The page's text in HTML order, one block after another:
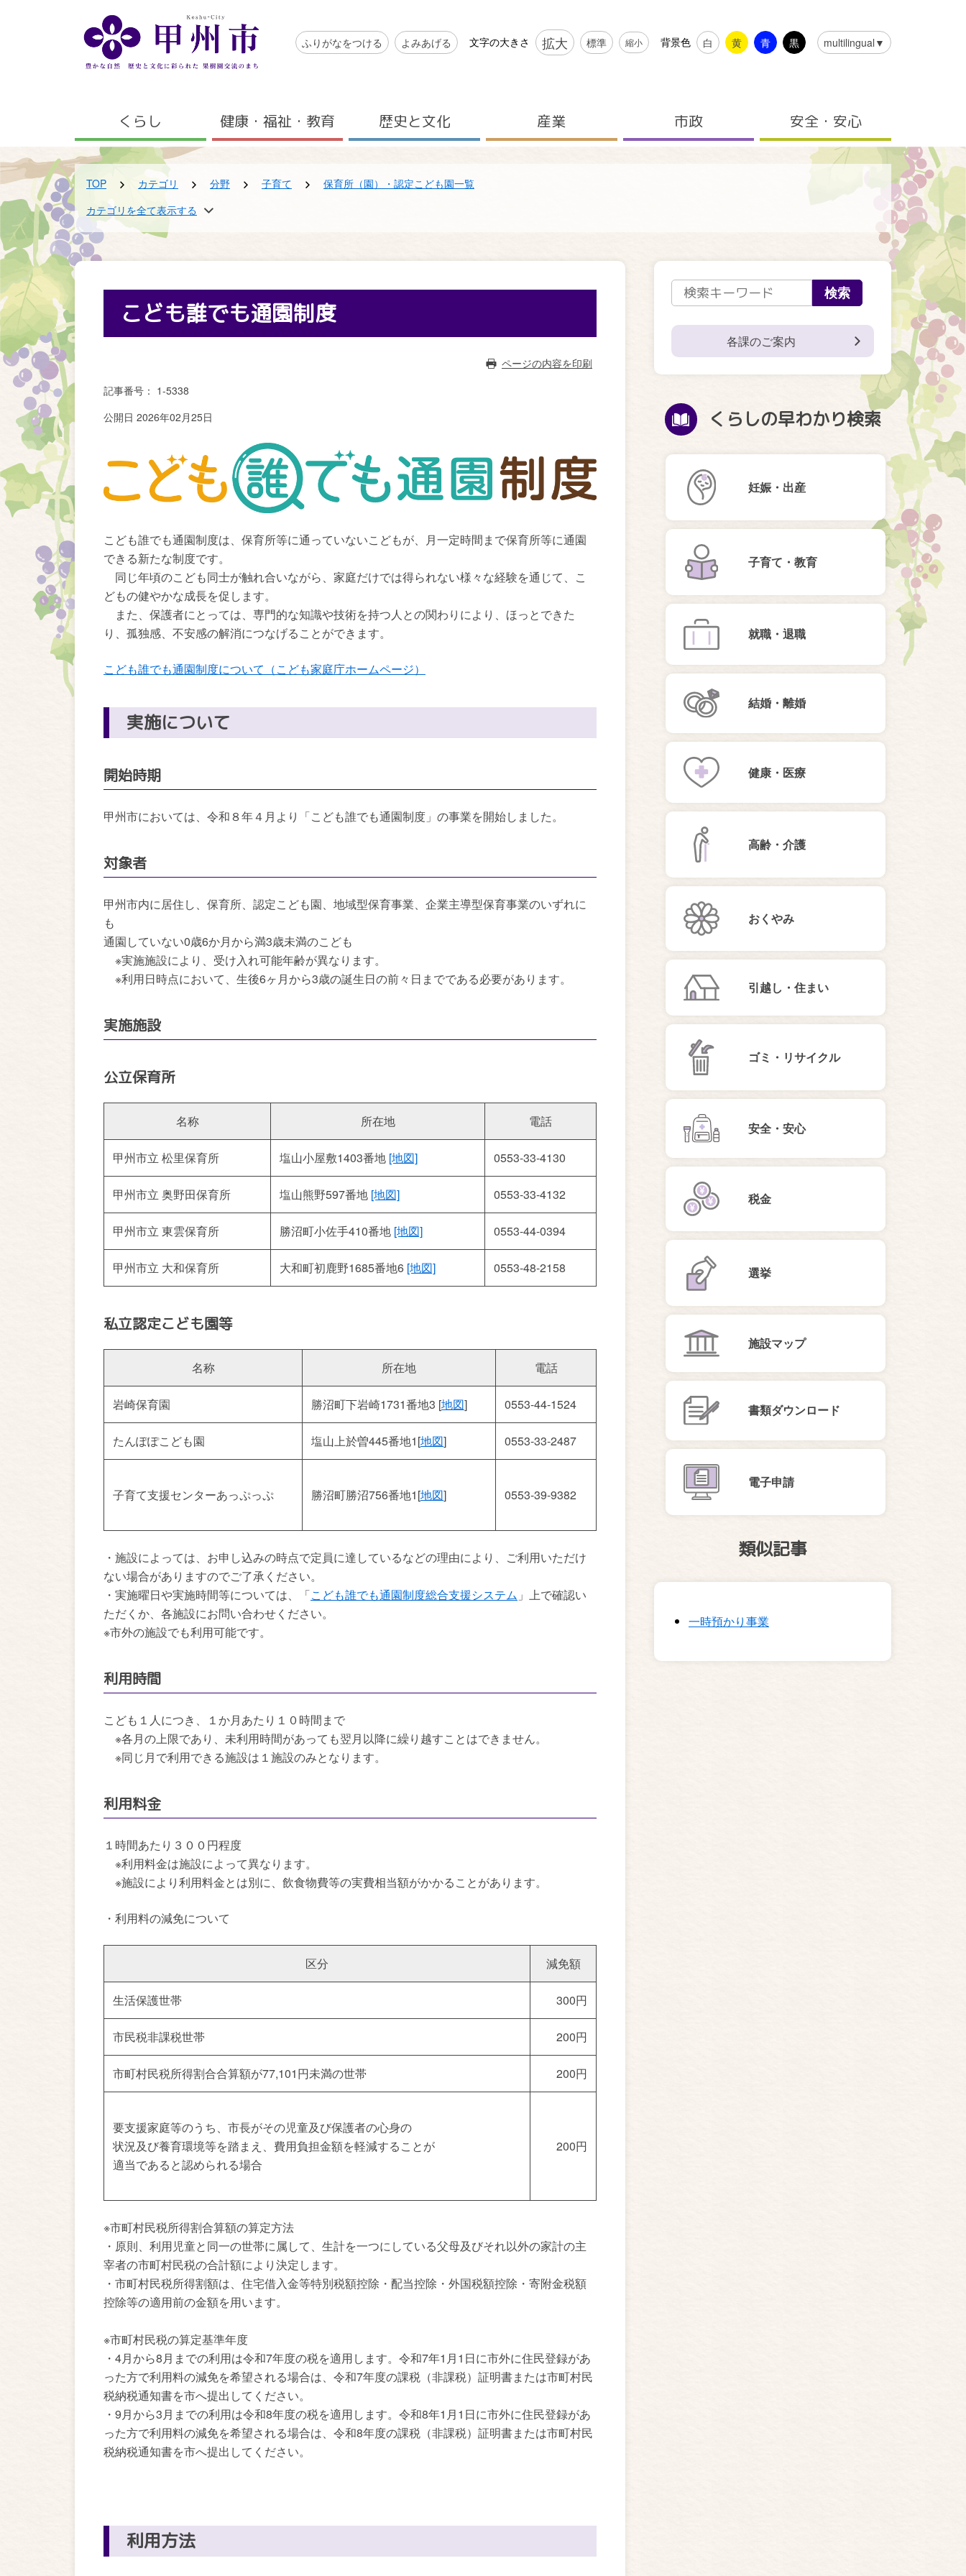
アクセシビリティツール
ふりがなをつける よみあげる 文字の大きさ 拡大 標準 縮小 背景色 白 黄 青 黒 multilingual▼
くらし 健康・福祉・教育 歴史と文化 産業 市政 安全・安心
TOP カテゴリ 分野 子育て
保育所（園）・認定こども園一覧
カテゴリ
分野
子育て
カテゴリ
区分
新着情報
カテゴリ
くらしの早わかり検索
子育て・教育
組織
子育て支援課
カテゴリを全て表示する
こども誰でも通園制度
ページの内容を印刷
記事番号： 1-5338
公開日 2026年02月25日
こども誰でも通園制度は、保育所等に通っていないこどもが、月一定時間まで保育所等に通園
できる新たな制度です。
同じ年頃のこども同士が触れ合いながら、家庭だけでは得られない様々な経験を通じて、こ
どもの健やかな成長を促します。
また、保護者にとっては、専門的な知識や技術を持つ人との関わりにより、ほっとできた
り、孤独感、不安感の解消につなげることができます。
こども誰でも通園制度について（こども家庭庁ホームページ）
実施について
開始時期
甲州市においては、令和８年４月より「こども誰でも通園制度」の事業を開始しました。
対象者
甲州市内に居住し、保育所、認定こども園、地域型保育事業、企業主導型保育事業のいずれに
も
通園していない0歳6か月から満3歳未満のこども
※実施施設により、受け入れ可能年齢が異なります。
※利用日時点において、生後6ヶ月から3歳の誕生日の前々日までである必要があります。
実施施設
公立保育所
名称 所在地 電話
甲州市立 松里保育所 塩山小屋敷1403番地 [地図] 0553-33-4130
甲州市立 奥野田保育所 塩山熊野597番地 [地図] 0553-33-4132
甲州市立 東雲保育所 勝沼町小佐手410番地 [地図] 0553-44-0394
甲州市立 大和保育所 大和町初鹿野1685番地6 [地図] 0553-48-2158
私立認定こども園等
名称 所在地 電話
岩崎保育園 勝沼町下岩崎1731番地3 [地図] 0553-44-1524
たんぽぽこども園 塩山上於曽445番地1[地図] 0553-33-2487
子育て支援センターあっぷっぷ 勝沼町勝沼756番地1[地図] 0553-39-9382
・施設によっては、お申し込みの時点で定員に達しているなどの理由により、ご利用いただけ
ない場合がありますのでご了承ください。
・実施曜日や実施時間等については、「こども誰でも通園制度総合支援システム 」上で確認い
ただくか、各施設にお問い合わせください。
※市外の施設でも利用可能です。
利用時間
こども１人につき、１か月あたり１０時間まで
※各月の上限であり、未利用時間があっても翌月以降に繰り越すことはできません。
※同じ月で利用できる施設は１施設のみとなります。
利用料金
１時間あたり３００円程度
※利用料金は施設によって異なります。
※施設により利用料金とは別に、飲食物費等の実費相当額がかかることがあります。
・利用料の減免について
区分 減免額
生活保護世帯 300円
市民税非課税世帯 200円
市町村民税所得割合合算額が77,101円未満の世帯 200円
要支援家庭等のうち、市長がその児童及び保護者の心身の
状況及び養育環境等を踏まえ、費用負担金額を軽減することが
適当であると認められる場合
200円
※市町村民税所得割合算額の算定方法
・原則、利用児童と同一の世帯に属して、生計を一つにしている父母及びそれ以外の家計の主
宰者の市町村民税の合計額により決定します。
・市町村民税所得割額は、住宅借入金等特別税額控除・配当控除・外国税額控除・寄附金税額
控除等の適用前の金額を用います。
※市町村民税の算定基準年度
・4月から8月までの利用は令和7年度の税を適用します。令和7年1月1日に市外に住民登録があ
った方で利用料の減免を希望される場合は、令和7年度の課税（非課税）証明書または市町村民
税納税通知書を市へ提出してください。
・9月から3月までの利用は令和8年度の税を適用します。令和8年1月1日に市外に住民登録があ
った方で利用料の減免を希望される場合は、令和8年度の課税（非課税）証明書または市町村民
税納税通知書を市へ提出してください。
利用方法
各課のご案内
くらしの早わかり検索
妊娠・出産
子育て・教育
就職・退職
結婚・離婚
健康・医療
高齢・介護
おくやみ
引越し・住まい
ゴミ・リサイクル
安全・安心
税金
選挙
施設マップ
書類ダウンロード
電子申請
類似記事
一時預かり事業